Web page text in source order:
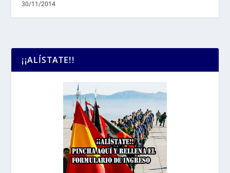
30/11/2014
¡¡ALÍSTATE!!